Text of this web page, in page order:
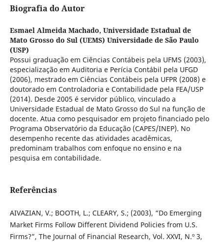
Biografia do Autor
Esmael Almeida Machado, Universidade Estadual de
Mato Grosso do Sul (UEMS) Universidade de São Paulo
(USP)
Possui graduação em Ciências Contábeis pela UFMS (2003),
especialização em Auditoria e Perícia Contábil pela UFGD
(2006), mestrado em Ciências Contábeis pela UFPR (2008) e
doutorado em Controladoria e Contabilidade pela FEA/USP
(2014). Desde 2005 é servidor público, vinculado a
Universidade Estadual de Mato Grosso do Sul na função de
docente. Atua como pesquisador em projeto financiado pelo
Programa Observatório da Educação (CAPES/INEP). No
desempenho recente das atividades acadêmicas,
predominam trabalhos com enfoque no ensino e na
pesquisa em contabilidade.
Referências
AIVAZIAN, V.; BOOTH, L.; CLEARY, S.; (2003), “Do Emerging
Market Firms Follow Different Dividend Policies from U.S.
Firms?”, The Journal of Financial Research, Vol. XXVI, N.º 3,